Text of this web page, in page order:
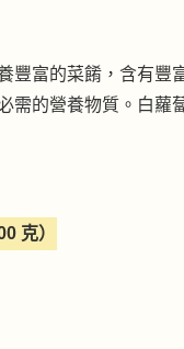
豐富的菜餚，含有豐
需的營養物質。白
克）